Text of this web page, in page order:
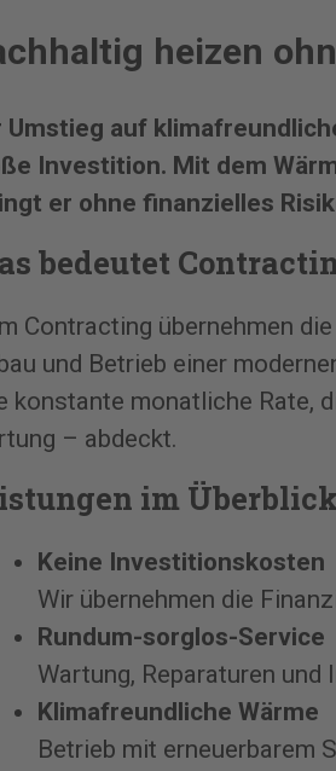
heizen
Umstieg auf
Investition. Mit dem
er ohne finanzielles
bedeutet
Contracting übernehmen
und Betrieb einer
konstante monatliche Rate,
– abdeckt.
im Überblick
Keine Investitionskosten
Wir übernehmen die
Rundum-sorglos-Service
Wartung, Reparaturen
Klimafreundliche Wärme
Betrieb mit erneuerbarem